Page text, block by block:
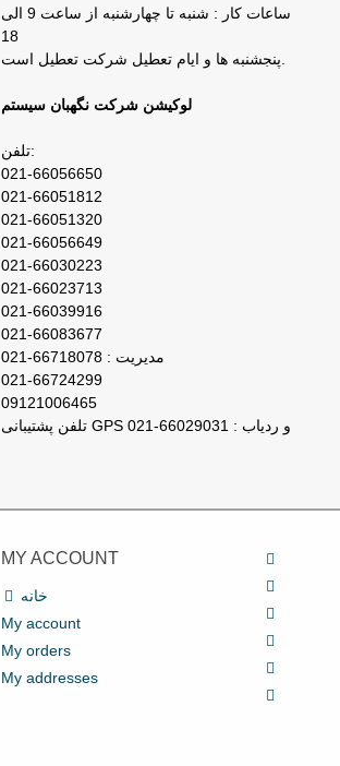
ساعات کار : شنبه تا چهارشنبه از ساعت 9 الی
لوکیشن شرکت نگهبان سیستم
تلفن:
021-66056650
021-66051812
021-66051320
021-66056649
021-66030223
021-66023713
021-66039916
021-66083677
مدیریت : 66718078-021
021-66724299
09121006465
تلفن پشتیبانی GPS و ردیاب : 66029031-021
MY ACCOUNT
خانه
My account
My orders
My addresses